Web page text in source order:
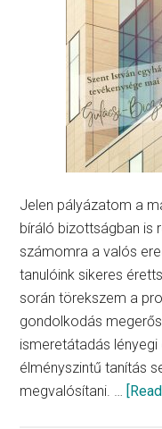
Jelen pályázatom a
bíráló bizottságban is
számomra a valós
tanulóink sikeres
során törekszem a
gondolkodás
ismeretátadás
élményszintű tanítás
megvalósítani. …